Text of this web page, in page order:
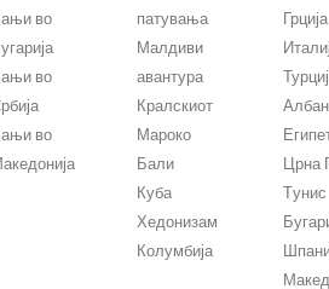
во
во
во
патувања
Малдиви
авантура
Кралскиот
Мароко
Бали
Куба
Хедонизам
Колумбија
Грција
Црна
Tунис